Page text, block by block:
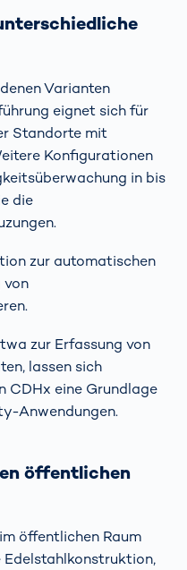
Varianten
eignet sich für
Standorte mit
Konfigurationen
in bis
die
zur automatischen
von
zur Erfassung von
lassen sich
CDHx eine Grundlage
Anwendungen.
öffentlichen
öffentlichen Raum